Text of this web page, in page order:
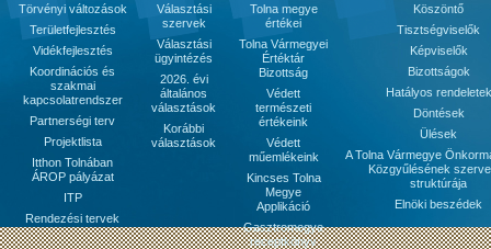
Törvényi változások
Területfejlesztés
Vidékfejlesztés
Koordinációs és
szakmai
kapcsolatrendszer
Partnerségi terv
Projektlista
Itthon Tolnában
ÁROP pályázat
ITP
Rendezési tervek
Választási
szervek
Választási
ügyintézés
2026. évi
általános
választások
Korábbi
választások
Tolna megye
értékei
Tolna Vármegyei
Értéktár
Bizottság
Védett
természeti
értékeink
Védett
műemlékeink
Kincses Tolna
Megye
Applikáció
Gasztromegye
receptkönyv
Köszöntő
Tisztségviselők
Képviselők
Bizottságok
Hatályos rendeletek
Döntések
Ülések
A Tolna Vármegye
Közgyűlésének
struktúrája
Elnöki beszédek